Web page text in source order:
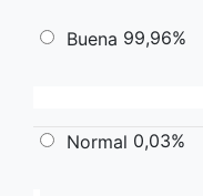
Buena 99,96%
Normal 0,03%